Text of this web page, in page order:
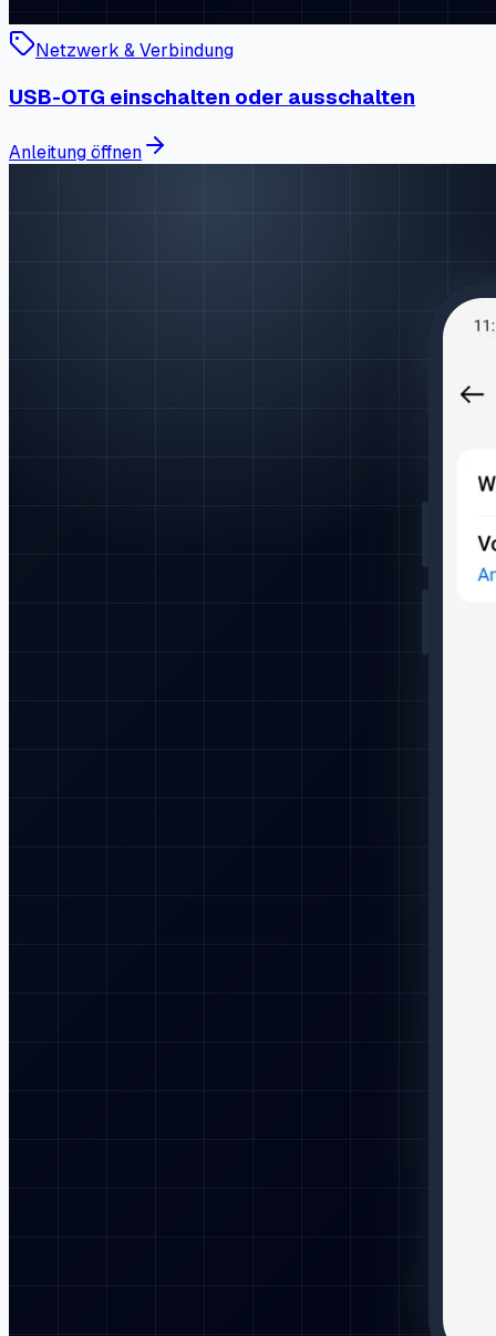
Netzwerk & Verbindung
USB-OTG einschalten oder ausschalten
Anleitung öffnen